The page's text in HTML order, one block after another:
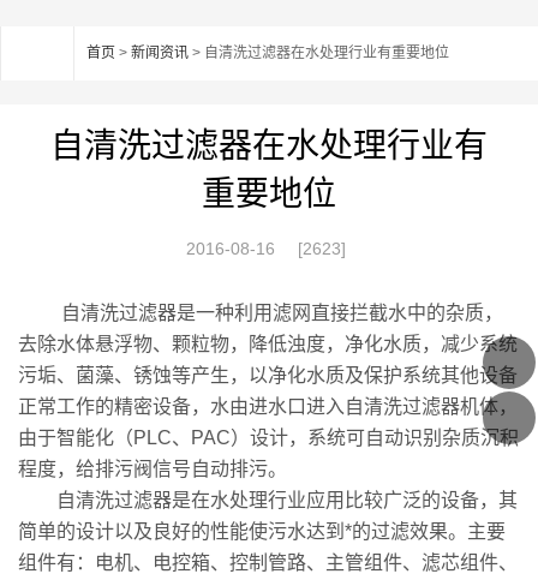
首页 > 新闻资讯 > 自清洗过滤器在水处理行业有重要地位
自清洗过滤器在水处理行业有
重要地位
2016-08-16 [2623]
自清洗过滤器是一种利用滤网直接拦截水中的杂质，
去除水体悬浮物、颗粒物，降低浊度，净化水质，减少系统
污垢、菌藻、锈蚀等产生，以净化水质及保护系统其他设备
正常工作的精密设备，水由进水口进入自清洗过滤器机体，
由于智能化（PLC、PAC）设计，系统可自动识别杂质沉积
程度，给排污阀信号自动排污。
自清洗过滤器是在水处理行业应用比较广泛的设备，其
简单的设计以及良好的性能使污水达到*的过滤效果。主要
组件有：电机、电控箱、控制管路、主管组件、滤芯组件、